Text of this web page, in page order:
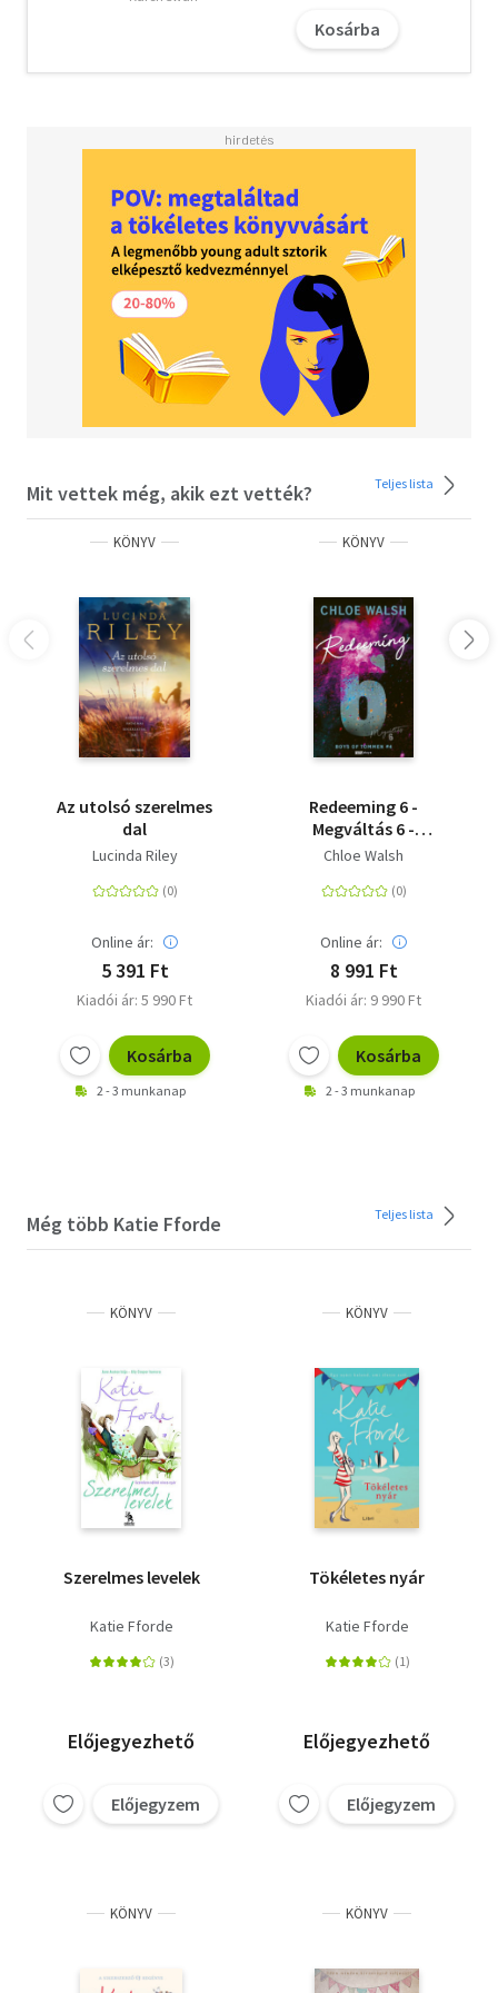
ideje engedi, iszapbúvárként kincset keres a folyóban.
Kosárba
Mit vettek még, akik ezt vették? Teljes lista
KÖNYV
Az utolsó szerelmes
dal
Lucinda Riley
Online ár:
5 391 Ft
Kiadói ár: 5 990 Ft
Kosárba
2 - 3 munkanap
KÖNYV
Redeeming 6 -
Megváltás 6 -
(Különleges kiadás)
Chloe Walsh
Online ár:
8 991 Ft
Kiadói ár: 9 990 Ft
Kosárba
2 - 3 munkanap
Még több Katie Fforde Teljes lista
KÖNYV
Szerelmes levelek
Katie Fforde
Előjegyezhető
Előjegyzem
KÖNYV
Tökéletes nyár
Katie Fforde
Előjegyezhető
Előjegyzem
KÖNYV KÖNYV